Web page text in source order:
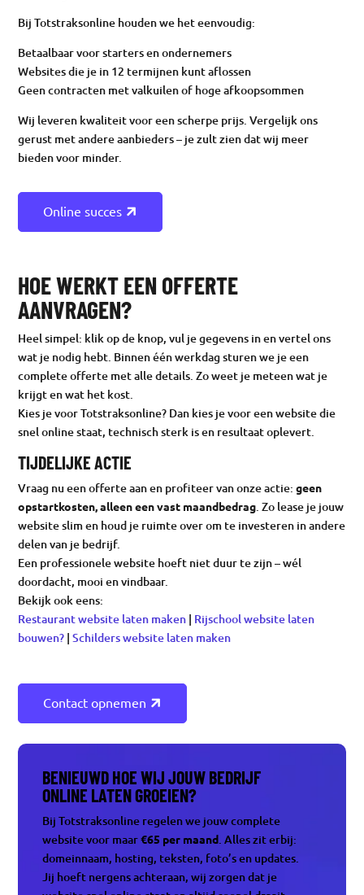
Bij Totstraksonline houden we het eenvoudig:
Betaalbaar voor starters en ondernemers
Websites die je in 12 termijnen kunt aflossen
Geen contracten met valkuilen of hoge afkoopsommen
Wij leveren kwaliteit voor een scherpe prijs. Vergelijk ons
gerust met andere aanbieders – je zult zien dat wij meer
bieden voor minder.
Online succes
HOE WERKT EEN OFFERTE
AANVRAGEN?
Heel simpel: klik op de knop, vul je gegevens in en vertel ons
wat je nodig hebt. Binnen één werkdag sturen we je een
complete offerte met alle details. Zo weet je meteen wat je
krijgt en wat het kost.
Kies je voor Totstraksonline? Dan kies je voor een website die
snel online staat, technisch sterk is en resultaat oplevert.
TIJDELIJKE ACTIE
Vraag nu een offerte aan en profiteer van onze actie:geen
opstartkosten, alleen een vast maandbedrag . Zo lease je jouw
website slim en houd je ruimte over om te investeren in andere
delen van je bedrijf.
Een professionele website hoeft niet duur te zijn – wél
doordacht, mooi en vindbaar.
Bekijk ook eens:
Restaurant website laten maken
Rijschool website laten
bouwen? |Schilders website laten maken
Contact opnemen
BENIEUWD HOE WIJ JOUW BEDRIJF
ONLINE LATEN GROEIEN?
Bij Totstraksonline regelen we jouw complete
website voor maar€65 per maand . Alles zit erbij:
domeinnaam, hosting, teksten, foto’s en updates.
Jij hoeft nergens achteraan, wij zorgen dat je